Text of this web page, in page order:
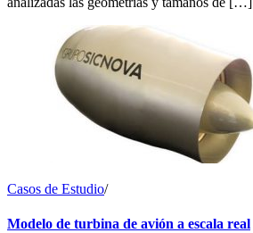
Casos de Estudio/
Modelo de turbina de avión a escala real